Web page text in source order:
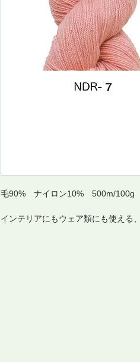
毛90% ナイロン10% 500m/100g
インテリアにもウェア類にも使える